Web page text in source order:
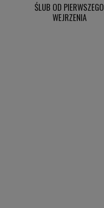
ŚLUB OD PIERWSZEGO
WEJRZENIA